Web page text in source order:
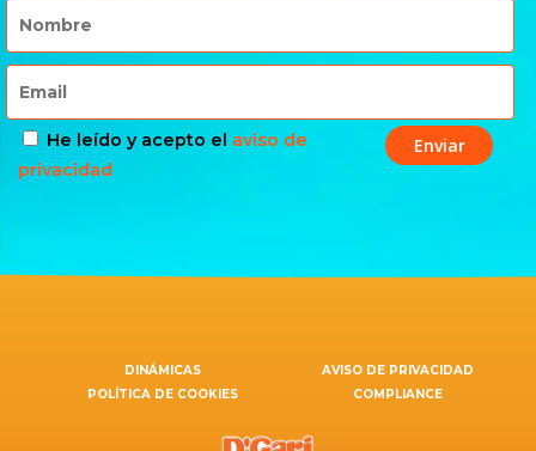
He leído y acepto el aviso de
privacidad
DINÁMICAS
AVISO DE PRIVACIDAD
POLÍTICA DE COOKIES
COMPLIANCE